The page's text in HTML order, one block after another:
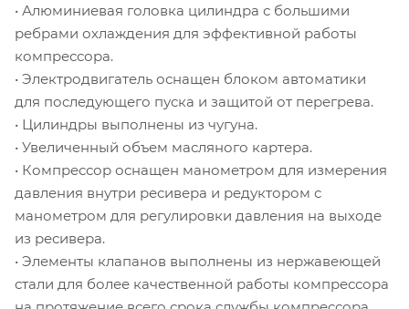
• Алюминиевая головка цилиндра с большими
ребрами охлаждения для эффективной работы
компрессора.
• Электродвигатель оснащен блоком автоматики
для последующего пуска и защитой от перегрева.
• Цилиндры выполнены из чугуна.
• Увеличенный объем масляного картера.
• Компрессор оснащен манометром для измерения
давления внутри ресивера и редуктором с
манометром для регулировки давления на выходе
из ресивера.
• Элементы клапанов выполнены из нержавеющей
стали для более качественной работы компрессора